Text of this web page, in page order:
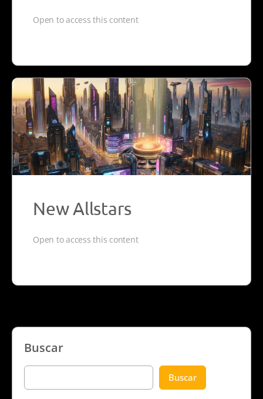
Open to access this content
New Allstars
Open to access this content
Buscar
Buscar